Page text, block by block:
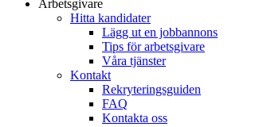
Arbetsgivare
Hitta kandidater
Lägg ut en jobbannons
Tips för arbetsgivare
Våra tjänster
Kontakt
Rekryteringsguiden
FAQ
Kontakta oss